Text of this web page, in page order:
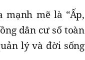
mẽ là “Ấp,
dân cư số toàn
lý và đời sống